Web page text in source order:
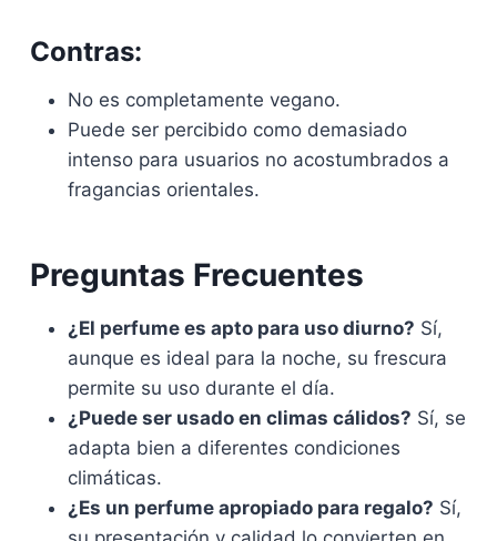
Contras:
No es completamente vegano.
Puede ser percibido como demasiado
intenso para usuarios no acostumbrados a
fragancias orientales.
Preguntas Frecuentes
¿El perfume es apto para uso diurno? Sí,
aunque es ideal para la noche, su frescura
permite su uso durante el día.
¿Puede ser usado en climas cálidos? Sí, se
adapta bien a diferentes condiciones
climáticas.
¿Es un perfume apropiado para regalo? Sí,